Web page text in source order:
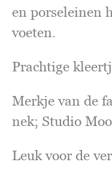
en porseleinen
voeten.
Prachtige
Merkje van de
nek; Studio
Leuk voor de